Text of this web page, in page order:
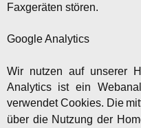
Faxgeräten stören.
Google Analytics
Wir nutzen auf unserer
Analytics ist ein
verwendet Cookies. Die
über die Nutzung der